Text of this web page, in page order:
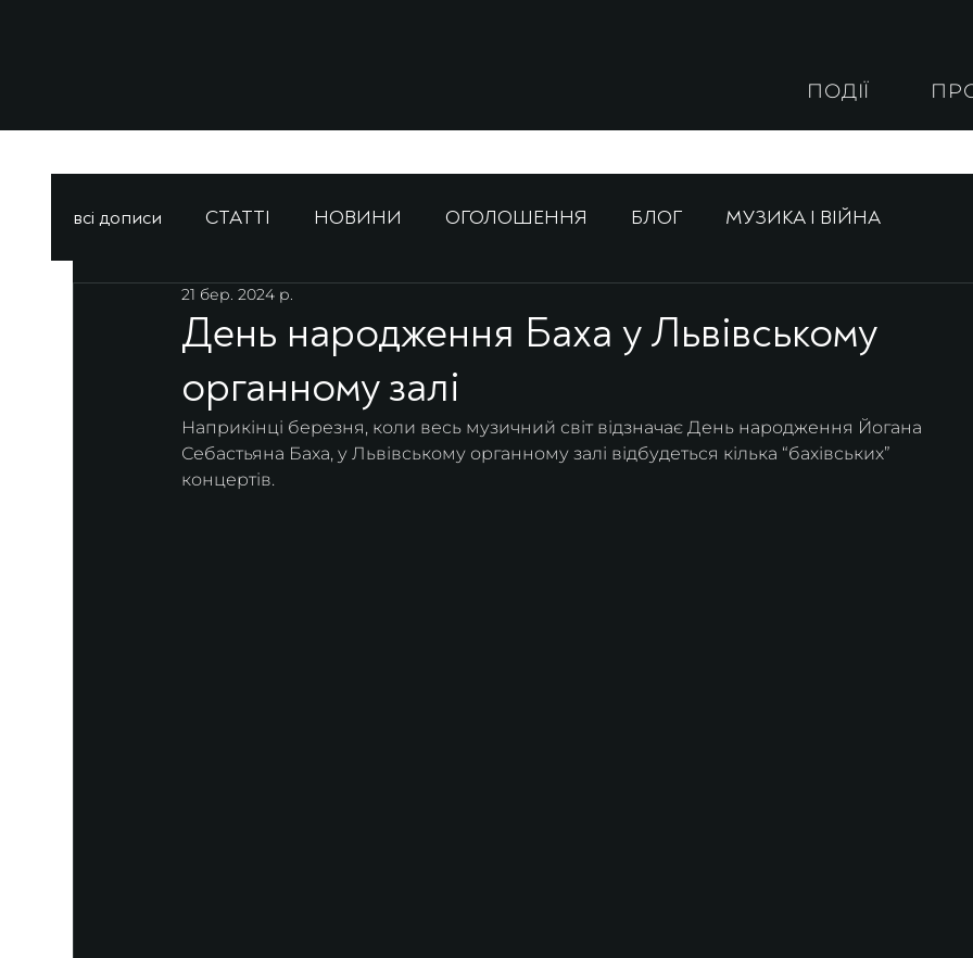
ПОДІЇ
всі дописи СТАТТІ НОВИНИ ОГОЛОШЕННЯ БЛОГ МУЗИКА І ВІЙНА
День народження Баха у Львівському
органному залі
21 бер. 2024 р.
Наприкінці березня, коли весь музичний світ відзначає День народження Йогана
Себастьяна Баха, у Львівському органному залі відбудеться кілька “бахівських”
концертів.